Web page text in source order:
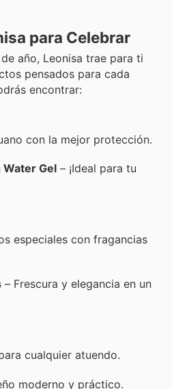
para Celebrar
año, Leonisa trae para ti
pensados para cada
encontrar:
con la mejor protección.
Gel – ¡Ideal para tu
especiales con fragancias
– Frescura y elegancia en un
cualquier atuendo.
moderno y práctico.